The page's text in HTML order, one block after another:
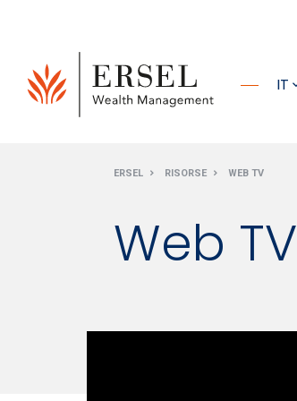
IT
ERSEL RISORSE WEB TV
Web TV